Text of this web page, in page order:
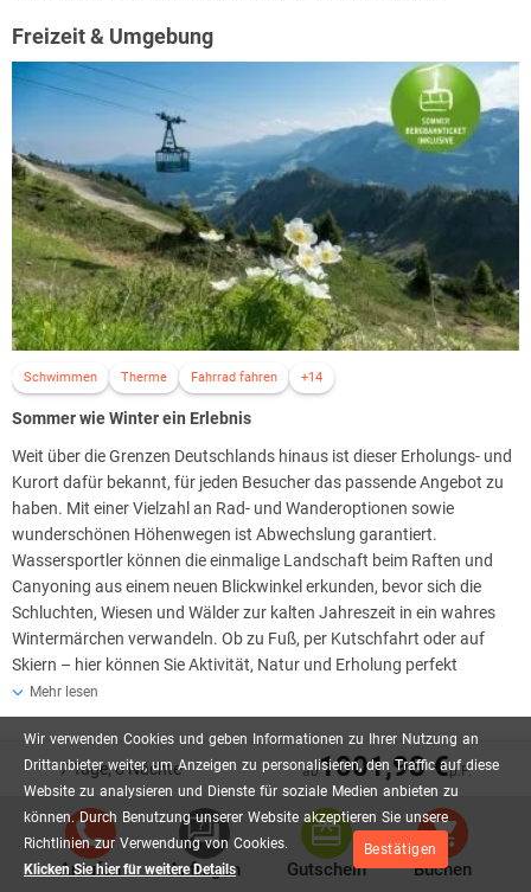
Wir verwenden Cookies und geben Informationen zu Ihrer Nutzung an
Drittanbieter weiter, um Anzeigen zu personalisieren, den Traffic auf diese
Website zu analysieren und Dienste für soziale Medien anbieten zu
können. Durch Benutzung unserer Website akzeptieren Sie unsere
Richtlinien zur Verwendung von Cookies.
Klicken Sie hier für weitere Details
Bestätigen
Freizeit & Umgebung
Schwimmen Therme Fahrrad fahren +14
Sommer wie Winter ein Erlebnis
Weit über die Grenzen Deutschlands hinaus ist dieser Erholungs- und
Kurort dafür bekannt, für jeden Besucher das passende Angebot zu
haben. Mit einer Vielzahl an Rad- und Wanderoptionen sowie
wunderschönen Höhenwegen ist Abwechslung garantiert.
Wassersportler können die einmalige Landschaft beim Raften und
Canyoning aus einem neuen Blickwinkel erkunden, bevor sich die
Schluchten, Wiesen und Wälder zur kalten Jahreszeit in ein wahres
Wintermärchen verwandeln. Ob zu Fuß, per Kutschfahrt oder auf
Skiern – hier können Sie Aktivität, Natur und Erholung perfekt
verbinden.
Mehr lesen
Zubuchbare Extras
Allgemeine Zusatzleistungen
7 Tage, 6 Nächte ab1001,98 €p.P.
Anrufen Anfragen Gutschein Buchen